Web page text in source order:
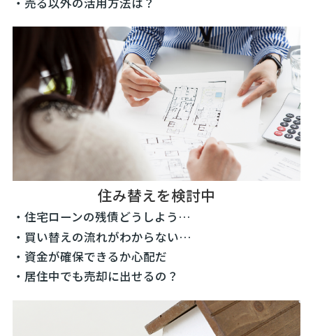
住み替えを検討中
・住宅ローンの残債どうしよう…
・買い替えの流れがわからない…
・資金が確保できるか心配だ
・居住中でも売却に出せるの？